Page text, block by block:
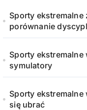
Sporty ekstremalne
porównanie
Sporty ekstremalne
symulatory
Sporty ekstremalne
się ubrać